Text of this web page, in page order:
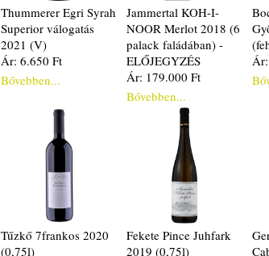
Thummerer Egri Syrah
Superior válogatás
2021 (V)
Ár: 6.650 Ft
Bővebben...
Jammertal KOH-I-
NOOR Merlot 2018 (6
palack faládában) -
ELŐJEGYZÉS
Ár: 179.000 Ft
Bővebben...
Tűzkő 7frankos 2020
(0,75l)
Fekete Pince Juhfark
2019 (0,75l)